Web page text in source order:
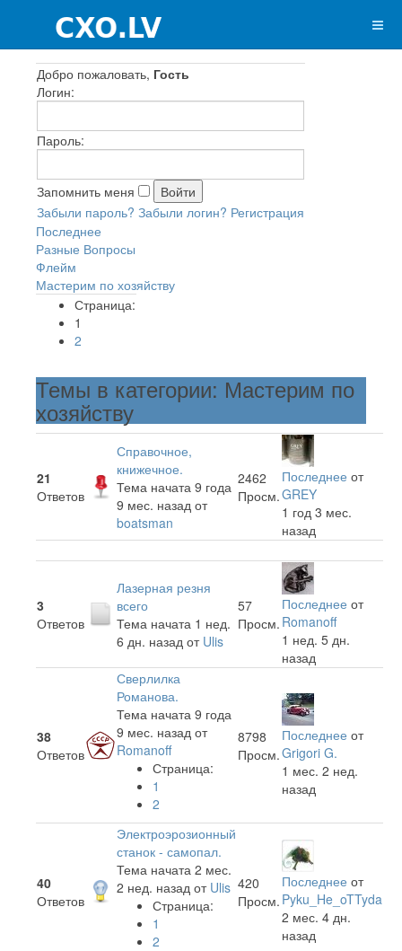
Добро пожаловать, Гость
Логин:
Пароль:
Запомнить меня
Забыли пароль? Забыли логин? Регистрация
Последнее
Разные Вопросы
Флейм
Мастерим по хозяйству
Страница:
1
2
Темы в категории: Мастерим по
хозяйству
21
Ответов
Справочное,
книжечное.
Тема начата 9 года
9 мес. назад от
boatsman
2462
Просм.
Последнее от
GREY
1 год 3 мес.
назад
3
Ответов
Лазерная резня
всего
Тема начата 1 нед.
6 дн. назад от Ulis
57
Просм.
Последнее от
Romanoff
1 нед. 5 дн.
назад
38
Ответов
Сверлилка
Романова.
Тема начата 9 года
9 мес. назад от
Romanoff
Страница:
1
2
8798
Просм.
Последнее от
Grigori G.
1 мес. 2 нед.
назад
40
Ответов
Электроэрозионный
станок - самопал.
Тема начата 2 мес.
2 нед. назад от Ulis
Страница:
1
2
420
Просм.
Последнее от
Pyku_He_oTTyda
2 мес. 4 дн.
назад